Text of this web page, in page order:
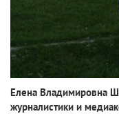
Елена Владимировна
журналистики и